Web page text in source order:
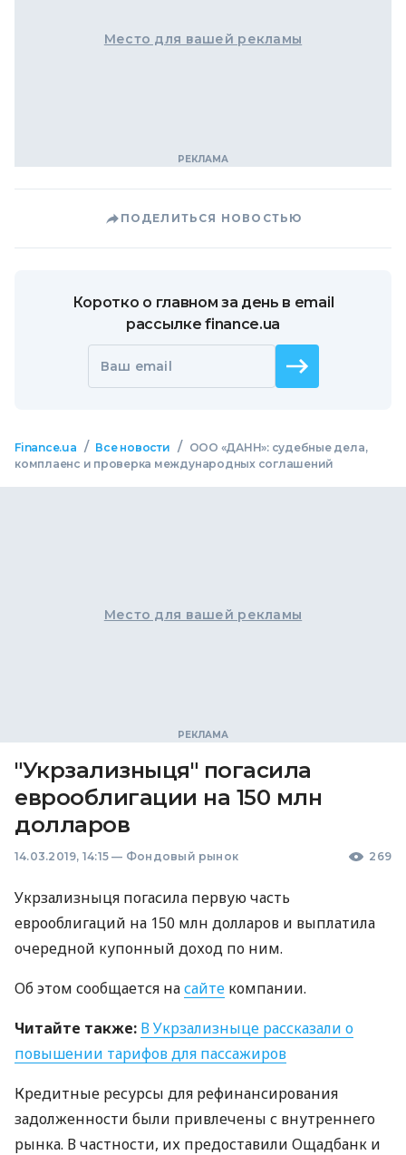
Место для вашей рекламы
ПОДЕЛИТЬСЯ НОВОСТЬЮ
Коротко о главном за день в email
рассылке finance.ua
Ваш email
Finance.ua / Все новости /
ООО «ДАНН»: судебные дела,
комплаенс и проверка международных соглашений
Место для вашей рекламы
"Укрзализныця" погасила
еврооблигации на 150 млн
долларов
14.03.2019, 14:15 — Фондовый рынок 269
Укрзализныця погасила первую часть
еврооблигаций на 150 млн долларов и выплатила
очередной купонный доход по ним.
Об этом сообщается насайте компании.
Читайте также: В Укрзализныце рассказали о
повышении тарифов для пассажиров
Кредитные ресурсы для рефинансирования
задолженности были привлечены с внутреннего
рынка. В частности, их предоставили Ощадбанк и